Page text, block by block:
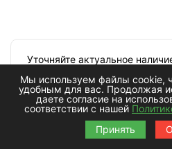
Уточняйте актуальное
8 800
Направляйте свои резюме
Мы используем файлы cookie,
удобным для вас. Продолжая
даете согласие на
соответствии с нашей
Принять